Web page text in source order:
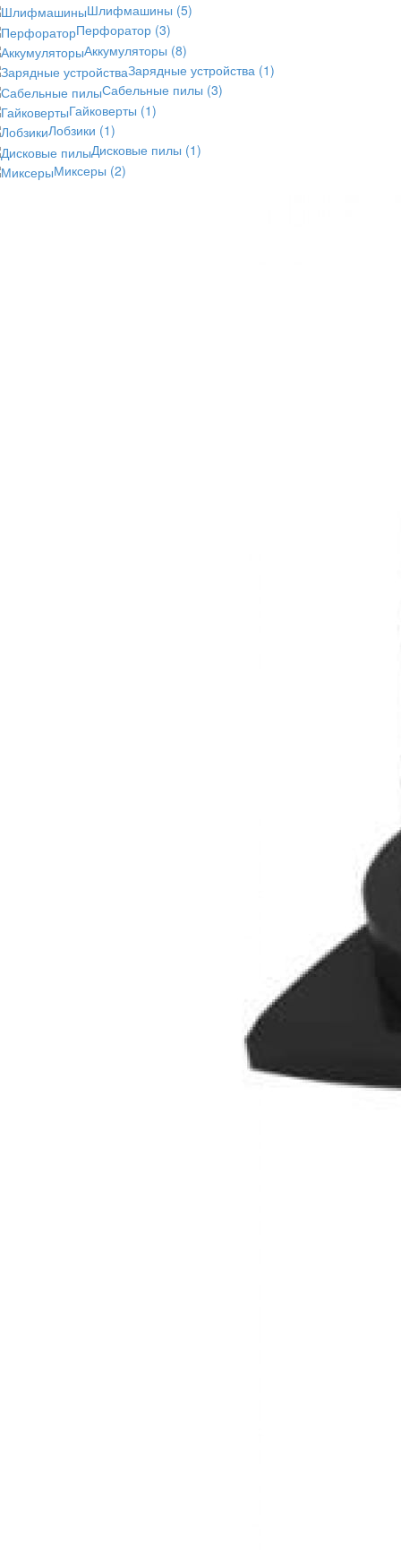
Шлифмашины (5)
Перфоратор (3)
Аккумуляторы (8)
Зарядные устройства (1)
Сабельные пилы (3)
Гайковерты (1)
Лобзики (1)
Дисковые пилы (1)
Миксеры (2)